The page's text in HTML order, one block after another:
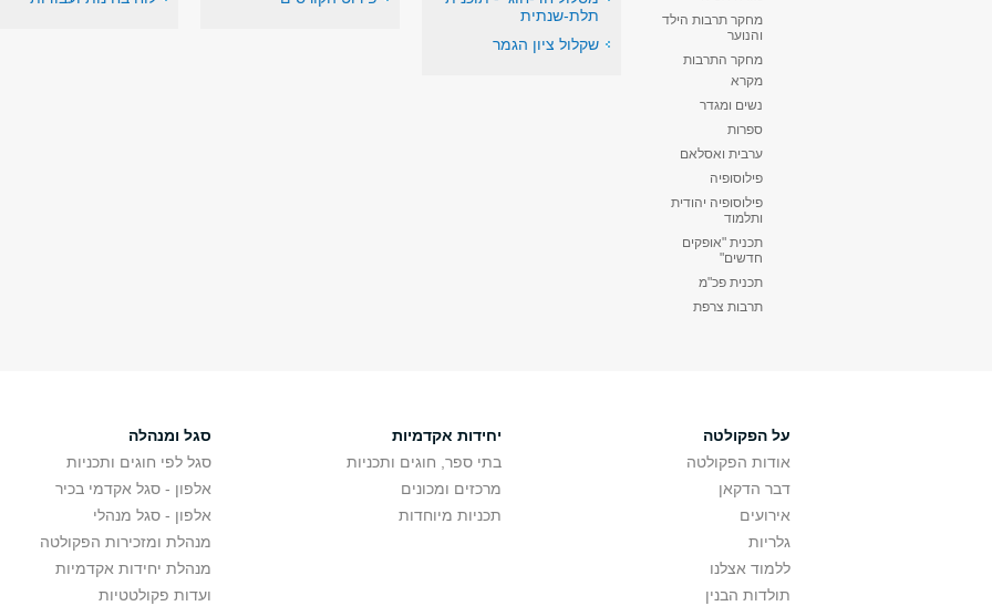
מחקר תרבות הילד
והנוער
מחקר התרבות
מקרא
נשים ומגדר
ספרות
ערבית ואסלאם
פילוסופיה
פילוסופיה יהודית
ותלמוד
תכנית "אופקים
חדשים"
תכנית פכ"מ
תרבות צרפת
תלת-שנתית
שקלול ציון הגמר
על הפקולטה
אודות הפקולטה
דבר הדקאן
אירועים
גלריות
ללמוד אצלנו
תולדות הבנין
יחידות אקדמיות
בתי ספר, חוגים ותכניות
מרכזים ומכונים
תכניות מיוחדות
סגל ומנהלה
סגל לפי חוגים ותכניות
אלפון - סגל אקדמי בכיר
אלפון - סגל מנהלי
מנהלת ומזכירות הפקולטה
מנהלת יחידות אקדמיות
ועדות פקולטטיות